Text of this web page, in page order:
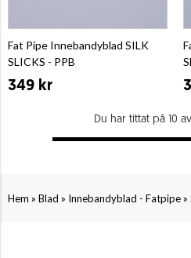
Fat Pipe Innebandyblad SILK
SLICKS - PPB
349 kr
Du har tittat på 10
Hem » Blad » Innebandyblad - Fatpipe»